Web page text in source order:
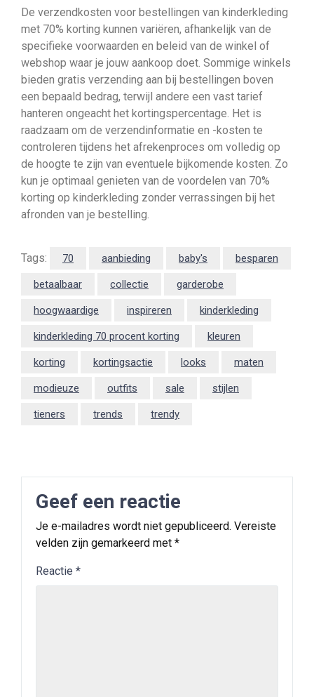
De verzendkosten voor bestellingen van kinderkleding
met 70% korting kunnen variëren, afhankelijk van de
specifieke voorwaarden en beleid van de winkel of
webshop waar je jouw aankoop doet. Sommige winkels
bieden gratis verzending aan bij bestellingen boven
een bepaald bedrag, terwijl andere een vast tarief
hanteren ongeacht het kortingspercentage. Het is
raadzaam om de verzendinformatie en -kosten te
controleren tijdens het afrekenproces om volledig op
de hoogte te zijn van eventuele bijkomende kosten. Zo
kun je optimaal genieten van de voordelen van 70%
korting op kinderkleding zonder verrassingen bij het
afronden van je bestelling.
Tags: 70 aanbieding baby's besparen
betaalbaar collectie garderobe
hoogwaardige inspireren kinderkleding
kinderkleding 70 procent korting kleuren
korting kortingsactie looks maten
modieuze outfits sale stijlen
tieners trends trendy
Geef een reactie
Je e-mailadres wordt niet gepubliceerd. Vereiste
velden zijn gemarkeerd met *
Reactie *